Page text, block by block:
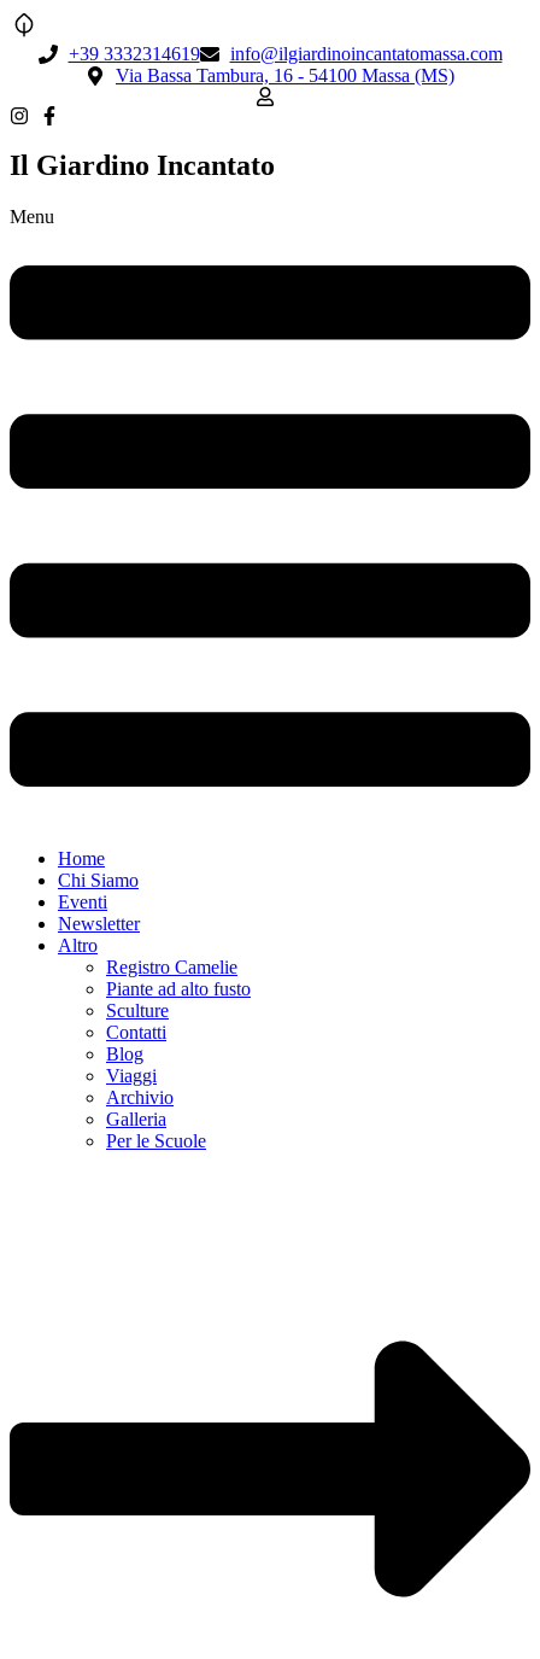
+39 3332314619
info@ilgiardinoincantatomassa.com
Via Bassa Tambura, 16 - 54100 Massa (MS)
Il Giardino Incantato
Menu
Home
Chi Siamo
Eventi
Newsletter
Altro
Registro Camelie
Piante ad alto fusto
Sculture
Contatti
Blog
Viaggi
Archivio
Galleria
Per le Scuole